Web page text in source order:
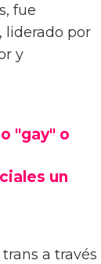
fue
liderado por
y
"gay" o
un
a través